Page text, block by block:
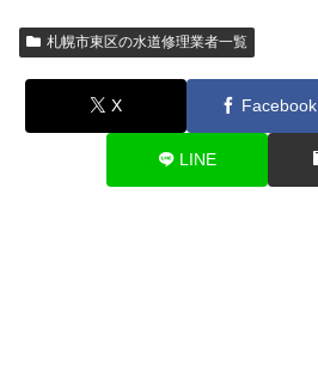
札幌市東区の水道修理業者一覧
X Facebook
LINE